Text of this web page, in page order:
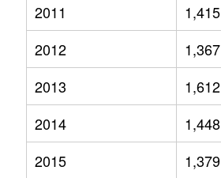
2011
1,415
2012
1,367
2013
1,612
2014
1,448
2015
1,379